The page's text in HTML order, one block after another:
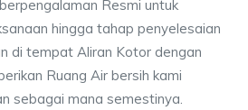
Resmi untuk
hingga tahap penyelesaian
di tempat Aliran Kotor dengan
Ruang Air bersih kami
sebagai mana semestinya.